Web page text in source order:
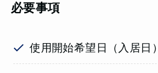
必要事項
使用開始希望日（入居日）